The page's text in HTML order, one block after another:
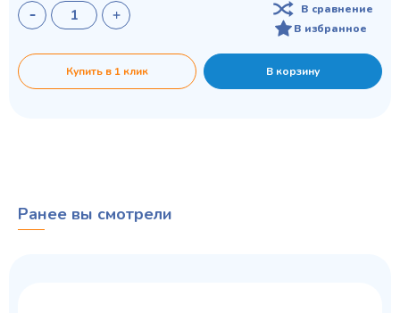
В сравнение
В избранное
Купить в 1 клик В корзину
Ранее вы смотрели